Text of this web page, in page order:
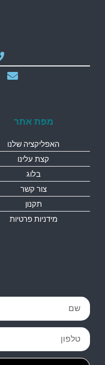
מפת אתר
האפליקציה שלנו
קצת עלינו
בלוג
צור קשר
תקנון
מידניות פרטיות